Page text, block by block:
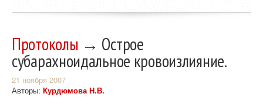
Протоколы → Острое
субарахноидальное кровоизлияние.
21 ноября 2007
Авторы: Курдюмова Н.В.